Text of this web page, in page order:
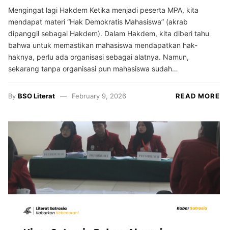
Mengingat lagi Hakdem Ketika menjadi peserta MPA, kita
mendapat materi “Hak Demokratis Mahasiswa” (akrab
dipanggil sebagai Hakdem). Dalam Hakdem, kita diberi tahu
bahwa untuk memastikan mahasiswa mendapatkan hak-
haknya, perlu ada organisasi sebagai alatnya. Namun,
sekarang tanpa organisasi pun mahasiswa sudah…
By BSO Literat February 9, 2026 READ MORE